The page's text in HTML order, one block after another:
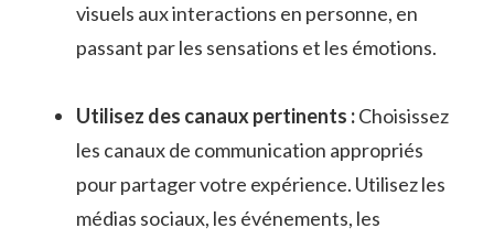
visuels aux ​interactions en personne, en
passant par les sensations et les émotions.
Utilisez des canaux pertinents :Choisissez
les canaux de ​communication appropriés
pour ⁤partager votre‌ expérience.⁣ Utilisez les
médias sociaux,​ les événements, les